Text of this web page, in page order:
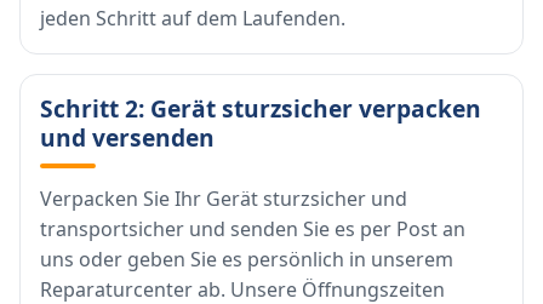
jeden Schritt auf dem Laufenden.
Schritt 2: Gerät sturzsicher verpacken
und versenden
Verpacken Sie Ihr Gerät sturzsicher und
transportsicher und senden Sie es per Post an
uns oder geben Sie es persönlich in unserem
Reparaturcenter ab. Unsere Öffnungszeiten